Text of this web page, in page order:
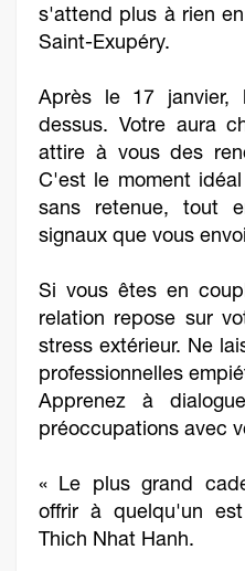
s'attend plus à rien
Saint-Exupéry.
Après le 17 janvier,
dessus. Votre aura
attire à vous des
C'est le moment
sans retenue, tout
signaux que vous
Si vous êtes en
relation repose sur
stress extérieur. Ne
professionnelles
Apprenez à
préoccupations avec
« Le plus grand
offrir à quelqu'un
Thich Nhat Hanh.